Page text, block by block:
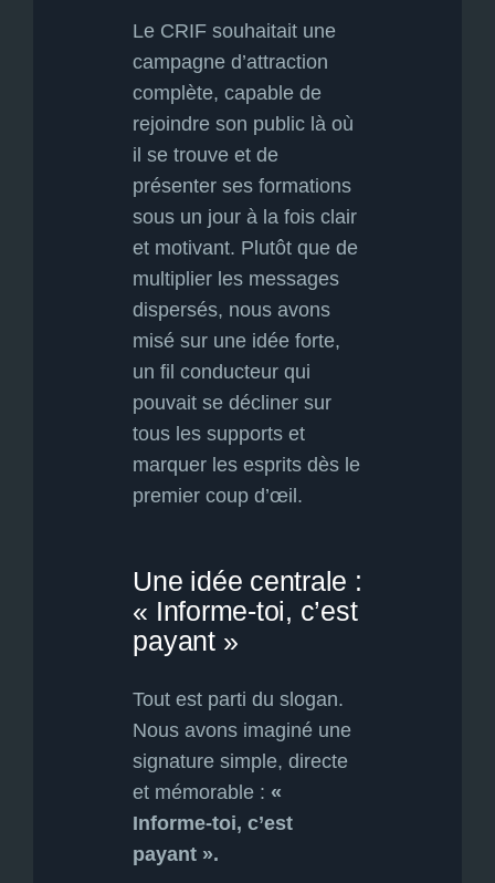
Le CRIF souhaitait une
campagne d’attraction
complète, capable de
rejoindre son public là où
il se trouve et de
présenter ses formations
sous un jour à la fois clair
et motivant. Plutôt que de
multiplier les messages
dispersés, nous avons
misé sur une idée forte,
un fil conducteur qui
pouvait se décliner sur
tous les supports et
marquer les esprits dès le
premier coup d’œil.
Une idée centrale :
« Informe-toi, c’est
payant »
Tout est parti du slogan.
Nous avons imaginé une
signature simple, directe
et mémorable : «
Informe-toi, c’est
payant ».